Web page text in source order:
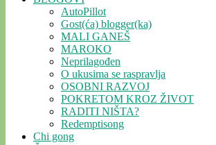
AutoPillot
Gost(ća) blogger(ka)
MALI GANEŠ
MAROKO
Neprilagođen
O ukusima se raspravlja
OSOBNI RAZVOJ
POKRETOM KROZ ŽIVOT
RADITI NIŠTA?
Redemptisong
Chi gong